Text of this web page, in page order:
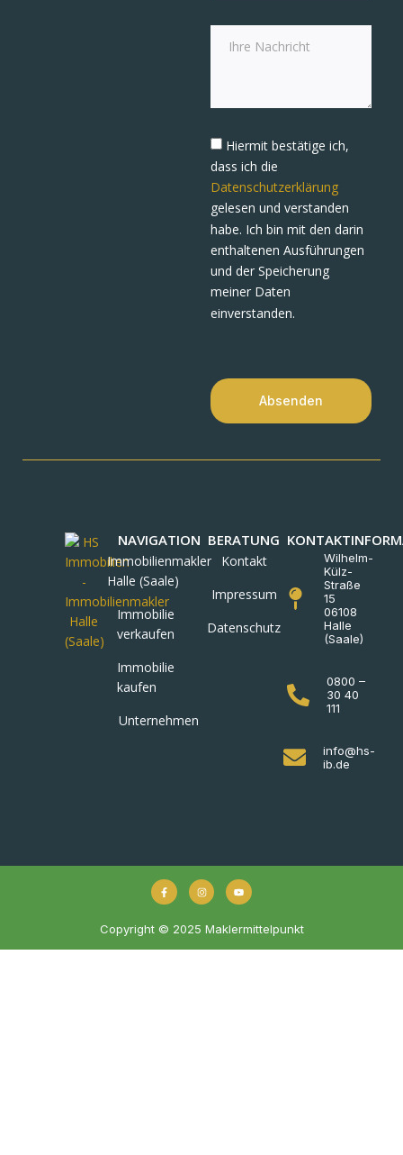
Hiermit bestätige ich,
dass ich die
Datenschutzerklärung
gelesen und verstanden
habe. Ich bin mit den darin
enthaltenen Ausführungen
und der Speicherung
meiner Daten
einverstanden.
Absenden
NAVIGATION
Immobilienmakler
Halle (Saale)
Immobilie
verkaufen
Immobilie
kaufen
Unternehmen
BERATUNG
Kontakt
Impressum
Datenschutz
Wilhelm-
Külz-
Straße
15
06108
Halle
(Saale)
0800 –
30 40
111
info@hs-
ib.de
Copyright © 2025 Maklermittelpunkt